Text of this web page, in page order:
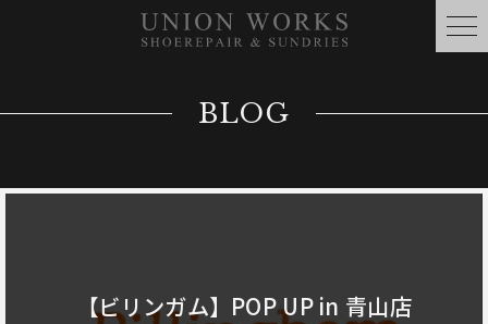
BLOG
【ビリンガム】POP UP in 青山店